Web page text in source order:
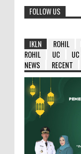
FOLLOW US
IKLN ROHIL
ROHIL
UC UC
NEWS
RECENT